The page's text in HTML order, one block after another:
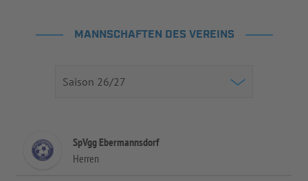
MANNSCHAFTEN DES VEREINS
SpVgg Ebermannsdorf
Herren